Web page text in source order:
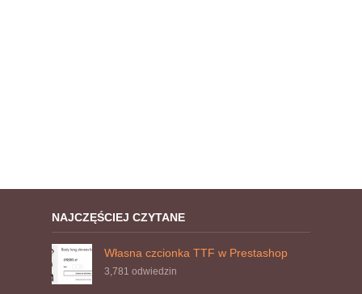
NAJCZĘŚCIEJ CZYTANE
Własna czcionka TTF w Prestashop
3,781 odwiedzin